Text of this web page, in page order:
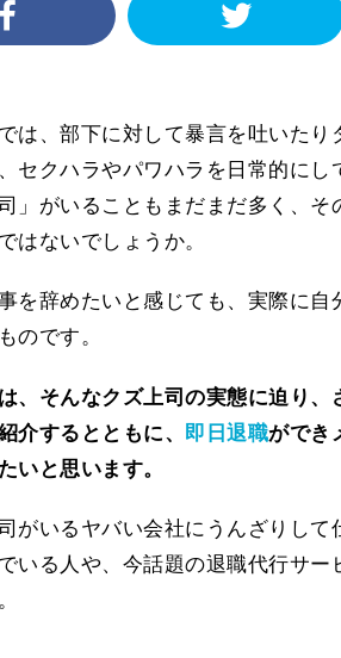
は、部下に対して暴言を吐いた
セクハラやパワハラを日常的に
」がいることもまだまだ多く、
はないでしょうか。
を辞めたいと感じても、実際に
のです。
、そんなクズ上司の実態に迫り
介するとともに、 即日退職ができ
いと思います。
がいるヤバい会社にうんざりし
いる人や、今話題の退職代行サ